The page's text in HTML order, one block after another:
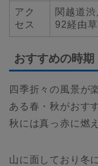
アク
セス
関越道
92経由
おすすめの時期
四季折々の風景が
ある春・秋がおす
秋には真っ赤に燃
山に面しており冬